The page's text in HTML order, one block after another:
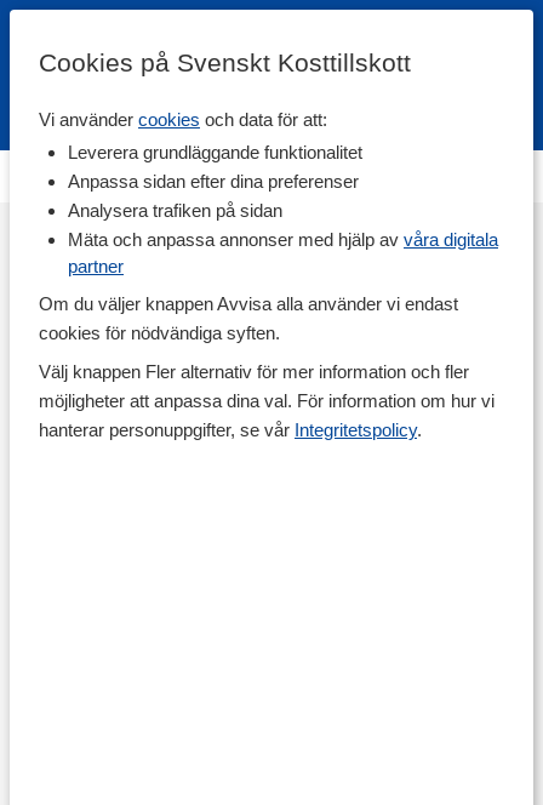
Cookies på Svenskt Kosttillskott
Vi använder cookies och data för att:
Leverera grundläggande funktionalitet
Anpassa sidan efter dina preferenser
Analysera trafiken på sidan
Mäta och anpassa annonser med hjälp av våra digitala
partner
Om du väljer knappen Avvisa alla använder vi endast
cookies för nödvändiga syften.
Välj knappen Fler alternativ för mer information och fler
möjligheter att anpassa dina val. För information om hur vi
hanterar personuppgifter, se vår Integritetspolicy.
Fri frakt Snabb leverans
Ingen kampanjsida är skapad.